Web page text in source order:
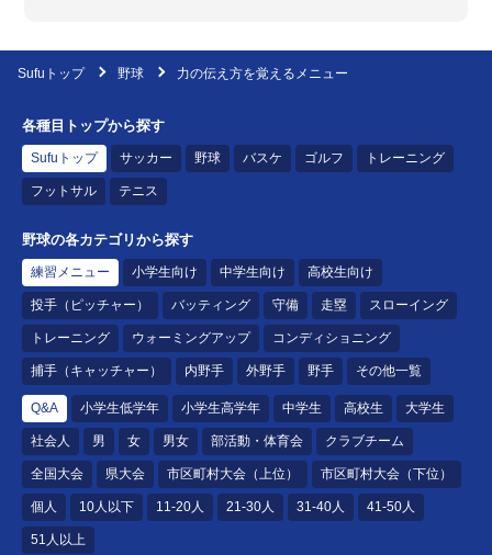
Sufuトップ 野球 力の伝え方を覚えるメニュー
各種目トップから探す
Sufuトップ サッカー 野球 バスケ ゴルフ トレーニング
フットサル テニス
野球の各カテゴリから探す
練習メニュー 小学生向け 中学生向け 高校生向け
投手（ピッチャー） バッティング 守備 走塁 スローイング
トレーニング ウォーミングアップ コンディショニング
捕手（キャッチャー） 内野手 外野手 野手 その他一覧
Q&A 小学生低学年 小学生高学年 中学生 高校生 大学生
社会人 男 女 男女 部活動・体育会 クラブチーム
全国大会 県大会 市区町村大会（上位） 市区町村大会（下位）
個人 10人以下 11-20人 21-30人 31-40人 41-50人
51人以上